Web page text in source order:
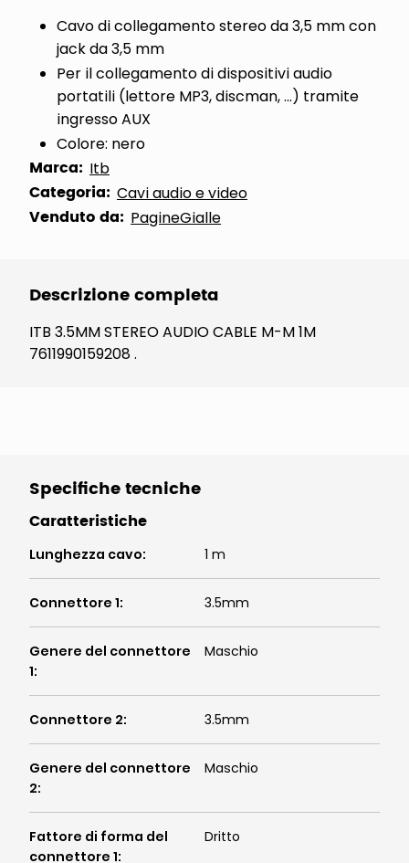
Cavo di collegamento stereo da 3,5 mm con
jack da 3,5 mm
Per il collegamento di dispositivi audio
portatili (lettore MP3, discman, ...) tramite
ingresso AUX
Colore: nero
Marca: Itb
Categoria: Cavi audio e video
Venduto da: PagineGialle
Descrizione completa
ITB 3.5MM STEREO AUDIO CABLE M-M 1M
7611990159208 .
Specifiche tecniche
Caratteristiche
Lunghezza cavo: 1 m
Connettore 1: 3.5mm
Genere del connettore
1:
Maschio
Connettore 2: 3.5mm
Genere del connettore
2:
Maschio
Fattore di forma del
connettore 1:
Dritto